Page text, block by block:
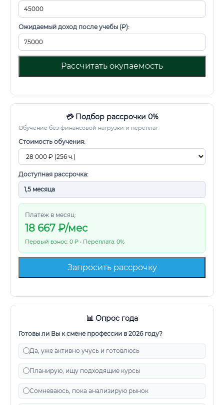
Ожидаемый доход после учебы (₽):
Рассчитать окупаемость
💳 Подбор рассрочки 0%
Обучение без финансовой нагрузки и переплат
Стоимость обучения:
Доступная рассрочка:
Платеж в месяц:
18 667 ₽/мес
Первый взнос: 0 ₽ • Переплата: 0%
Запросить рассрочку
📊 Опрос года
Готовы ли Вы к смене профессии в 2026 году?
Да, уже активно учусь и готовлюсь
Планирую, ищу подходящие курсы
Сомневаюсь, пока анализирую рынок